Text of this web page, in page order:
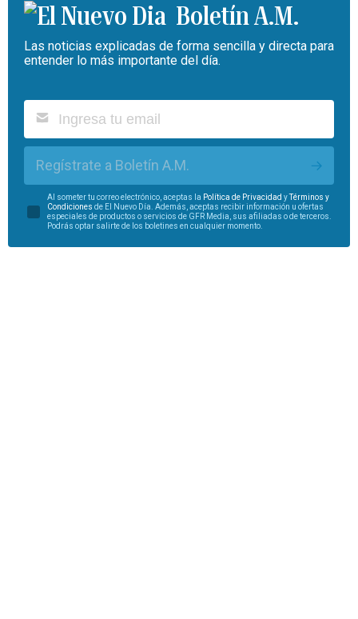
Boletín A.M.
Las noticias explicadas de forma sencilla y directa para
entender lo más importante del día.
Regístrate a Boletín A.M.
Al someter tu correo electrónico, aceptas la Política de Privacidad yTérminos y
Condiciones de El Nuevo Día. Además, aceptas recibir información u ofertas
especiales de productos o servicios de GFR Media, sus afiliadas o de terceros.
Podrás optar salirte de los boletines en cualquier momento.